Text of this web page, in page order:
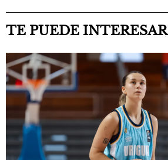
TE PUEDE INTERESAR